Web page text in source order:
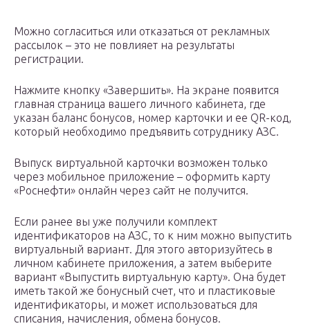
Можно согласиться или отказаться от рекламных
рассылок – это не повлияет на результаты
регистрации.
Нажмите кнопку «Завершить». На экране появится
главная страница вашего личного кабинета, где
указан баланс бонусов, номер карточки и ее QR-код,
который необходимо предъявить сотруднику АЗС.
Выпуск виртуальной карточки возможен только
через мобильное приложение – оформить карту
«Роснефти» онлайн через сайт не получится.
Если ранее вы уже получили комплект
идентификаторов на АЗС, то к ним можно выпустить
виртуальный вариант. Для этого авторизуйтесь в
личном кабинете приложения, а затем выберите
вариант «Выпустить виртуальную карту». Она будет
иметь такой же бонусный счет, что и пластиковые
идентификаторы, и может использоваться для
списания, начисления, обмена бонусов.